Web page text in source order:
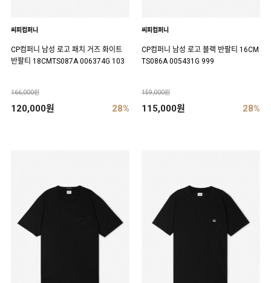
씨피컴퍼니
CP컴퍼니 남성 로고 패치 거즈 화이트
반팔티 18CMTS087A 006374G 103
166,000원
120,000원 28%
씨피컴퍼니
CP컴퍼니 남성 로고 블랙 반팔티 16CM
TS086A 005431G 999
159,000원
115,000원 28%